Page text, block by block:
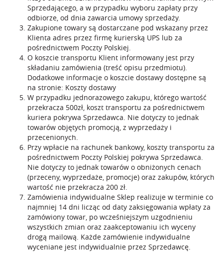
Sprzedającego, a w przypadku wyboru zapłaty przy
odbiorze, od dnia zawarcia umowy sprzedaży.
Zakupione towary są dostarczane pod wskazany przez
Klienta adres przez firmę kurierską UPS lub za
pośrednictwem Poczty Polskiej.
O koszcie transportu Klient informowany jest przy
składaniu zamówienia (treść opisu przedmiotu).
Dodatkowe informacje o koszcie dostawy dostępne są
na stronie: Koszty dostawy
W przypadku jednorazowego zakupu, którego wartość
przekracza 500zł, koszt transportu za pośrednictwem
kuriera pokrywa Sprzedawca. Nie dotyczy to jednak
towarów objętych promocją, z wyprzedaży i
przecenionych.
Przy wpłacie na rachunek bankowy, koszty transportu za
pośrednictwem Poczty Polskiej pokrywa Sprzedawca.
Nie dotyczy to jednak towarów o obniżonych cenach
(przeceny, wyprzedaże, promocje) oraz zakupów, których
wartość nie przekracza 200 zł.
Zamówienia indywidualne Sklep realizuje w terminie co
najmniej 14 dni licząc od daty zaksięgowania wpłaty za
zamówiony towar, po wcześniejszym uzgodnieniu
wszystkich zmian oraz zaakceptowaniu ich wyceny
drogą mailową. Każde zamówienie indywidualne
wyceniane jest indywidualnie przez Sprzedawcę.